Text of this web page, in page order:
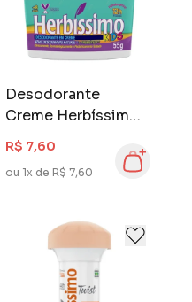
Desodorante
Creme Herbíssimo
Kids 55 gr
R$ 7,60
ou 1x de R$ 7,60